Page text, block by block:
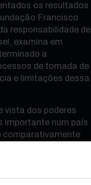
os resultados
Francisco
responsabilidade de
examina em
a
de tomada de
e limitações dessa
vista dos poderes
importante num país
comparativamente
de mecanismos
a capacitação da
de tomada de